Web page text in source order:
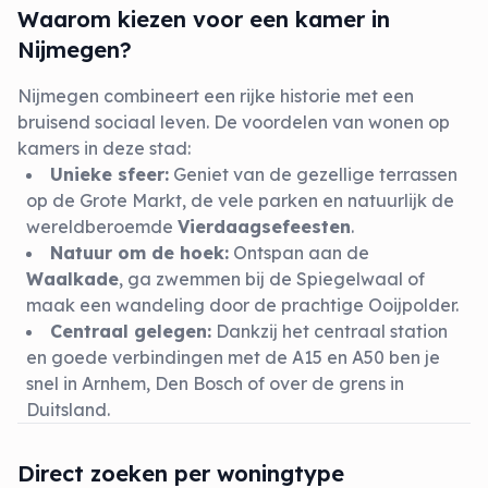
Waarom kiezen voor een kamer in
Nijmegen?
Nijmegen combineert een rijke historie met een
bruisend sociaal leven. De voordelen van wonen op
kamers in deze stad:
Unieke sfeer: Geniet van de gezellige terrassen
op de Grote Markt, de vele parken en natuurlijk de
wereldberoemde Vierdaagsefeesten.
Natuur om de hoek: Ontspan aan de
Waalkade, ga zwemmen bij de Spiegelwaal of
maak een wandeling door de prachtige Ooijpolder.
Centraal gelegen: Dankzij het centraal station
en goede verbindingen met de A15 en A50 ben je
snel in Arnhem, Den Bosch of over de grens in
Duitsland.
Direct zoeken per woningtype